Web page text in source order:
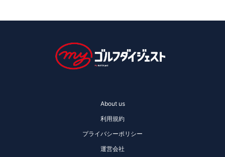
About us
利用規約
プライバシーポリシー
運営会社